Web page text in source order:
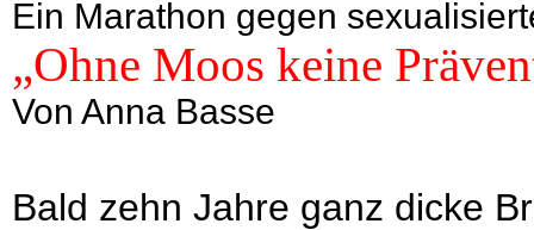
Ein Marathon gegen
„Ohne Moos keine
Von Anna Basse
Bald zehn Jahre ganz dicke